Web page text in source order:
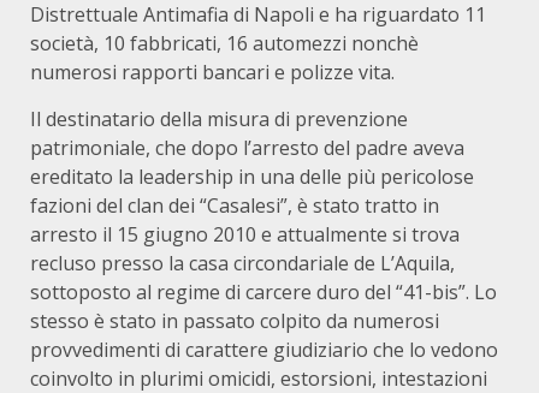
Distrettuale Antimafia di Napoli e ha riguardato 11
società, 10 fabbricati, 16 automezzi nonchè
numerosi rapporti bancari e polizze vita.
Il destinatario della misura di prevenzione
patrimoniale, che dopo l’arresto del padre aveva
ereditato la leadership in una delle più pericolose
fazioni del clan dei “Casalesi”, è stato tratto in
arresto il 15 giugno 2010 e attualmente si trova
recluso presso la casa circondariale de L’Aquila,
sottoposto al regime di carcere duro del “41-bis”. Lo
stesso è stato in passato colpito da numerosi
provvedimenti di carattere giudiziario che lo vedono
coinvolto in plurimi omicidi, estorsioni, intestazioni